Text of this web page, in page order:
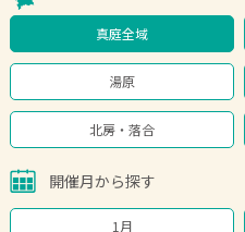
真庭全域
湯原
北房・落合
開催月から探す
1月